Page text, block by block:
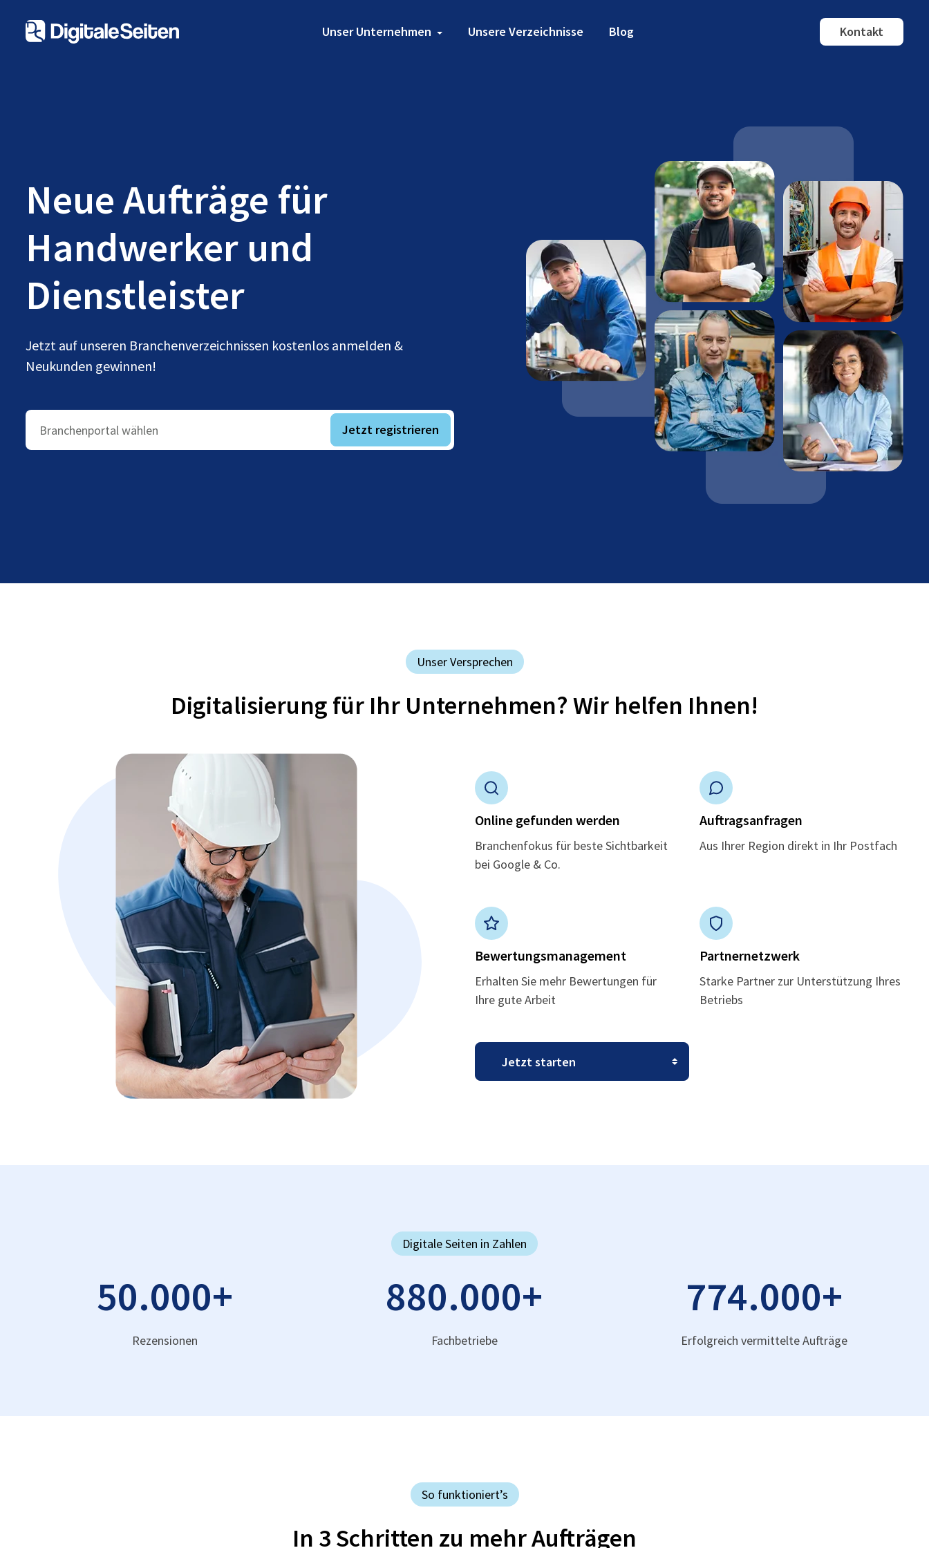
Unser Unternehmen Unsere Verzeichnisse Blog Kontakt
Neue Aufträge für
Handwerker und
Dienstleister
Jetzt auf unseren Branchenverzeichnissen kostenlos anmelden &
Neukunden gewinnen!
Branchenportal wählen Jetzt registrieren
Unser Versprechen
Digitalisierung für Ihr Unternehmen? Wir helfen Ihnen!
Online gefunden werden
Branchenfokus für beste Sichtbarkeit
bei Google & Co.
Auftragsanfragen
Aus Ihrer Region direkt in Ihr Postfach
Bewertungsmanagement
Erhalten Sie mehr Bewertungen für
Ihre gute Arbeit
Partnernetzwerk
Starke Partner zur Unterstützung Ihres
Betriebs
Digitale Seiten in Zahlen
50.000+
Rezensionen
880.000+
Fachbetriebe
774.000+
Erfolgreich vermittelte Aufträge
So funktioniert’s
In 3 Schritten zu mehr Aufträgen